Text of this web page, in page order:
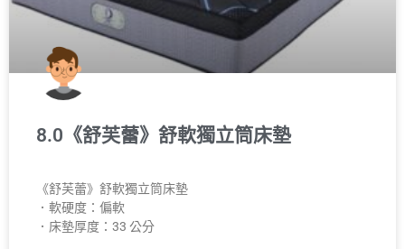
8.0《舒芙蕾》舒軟獨立筒床墊
《舒芙蕾》舒軟獨立筒床墊
．軟硬度：偏軟
．床墊厚度：33 公分